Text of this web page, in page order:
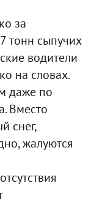
за
тонн сыпучих
водители
на словах.
даже по
Вместо
снег,
жалуются